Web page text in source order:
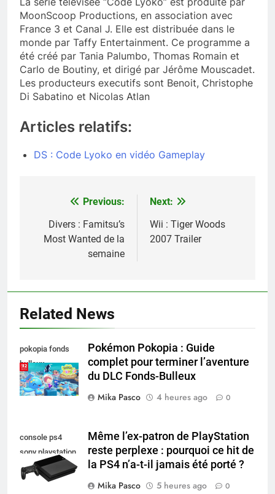
MoonScoop Productions, en association avec
France 3 et Canal J. Elle est distribuée dans le
monde par Taffy Entertainment. Ce programme a
été créé par Tania Palumbo, Thomas Romain et
Carlo de Boutiny, et dirigé par Jérôme Mouscadet.
Les producteurs executifs sont Benoit, Christophe
Di Sabatino et Nicolas Atlan
Articles relatifs:
DS : Code Lyoko en vidéo Gameplay
NavigationPrevious:
Divers : Famitsu’s
Most Wanted de la
semaine
Next:
Wii : Tiger Woods
2007 Trailer
Related News
pokopia fonds
bulleux
Pokémon Pokopia : Guide
complet pour terminer l’aventure
du DLC Fonds-Bulleux
Mika Pasco
4 heures ago 0
console ps4
sony playstation
Même l’ex-patron de PlayStation
reste perplexe : pourquoi ce hit de
la PS4 n’a-t-il jamais été porté ?
Mika Pasco
5 heures ago 0